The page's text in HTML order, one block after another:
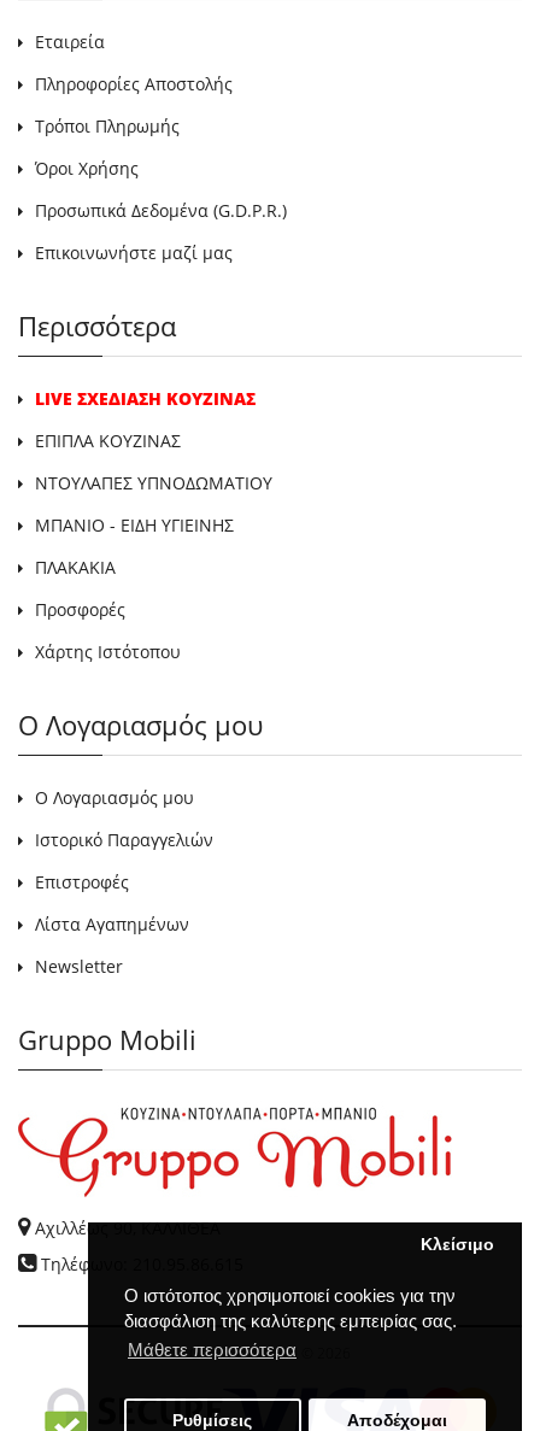
Ο ιστότοπος χρησιμοποιεί cookies για την
διασφάλιση της καλύτερης εμπειρίας σας.
Μάθετε περισσότερα
Κλείσιμο
Ρυθμίσεις Αποδέχομαι
Εταιρεία
Πληροφορίες Αποστολής
Τρόποι Πληρωμής
Όροι Χρήσης
Προσωπικά Δεδομένα (G.D.P.R.)
Επικοινωνήστε μαζί μας
Περισσότερα
LIVE ΣΧΕΔΙΑΣΗ ΚΟΥΖΙΝΑΣ
ΕΠΙΠΛΑ ΚΟΥΖΙΝΑΣ
ΝΤΟΥΛΑΠΕΣ ΥΠΝΟΔΩΜΑΤΙΟΥ
ΜΠΑΝΙΟ - ΕΙΔΗ ΥΓΙΕΙΝΗΣ
ΠΛΑΚΑΚΙΑ
Προσφορές
Χάρτης Ιστότοπου
Ο Λογαριασμός μου
Ο Λογαριασμός μου
Ιστορικό Παραγγελιών
Επιστροφές
Λίστα Αγαπημένων
Newsletter
Gruppo Mobili
Αχιλλέως 90, ΚΑΛΛΙΘΕΑ
Τηλέφωνο: 210.95.86.615
GRUPPO MOBILI